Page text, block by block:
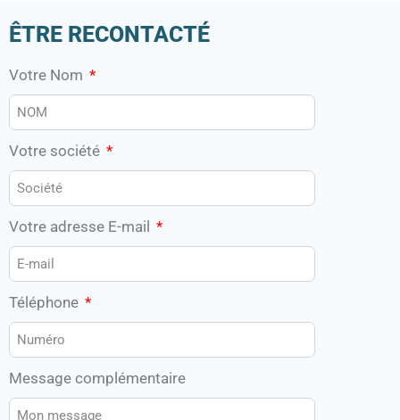
ÊTRE RECONTACTÉ
Votre Nom
Votre société
Votre adresse E-mail
Téléphone
Message complémentaire